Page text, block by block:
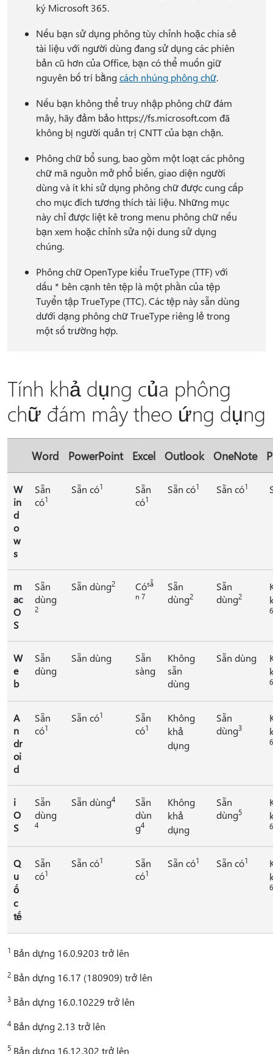
ký Microsoft 365.
Nếu bạn sử dụng phông tùy chỉnh hoặc chia sẻ
tài liệu với người dùng đang sử dụng các phiên
bản cũ hơn của Office, bạn có thể muốn giữ
nguyên bố trí bằngcách nhúng phông chữ.
Nếu bạn không thể truy nhập phông chữ đám
mây, hãy đảm bảo https://fs.microsoft.com đã
không bị người quản trị CNTT của bạn chặn.
Phông chữ bổ sung, bao gồm một loạt các phông
chữ mã nguồn mở phổ biến, giao diện người
dùng và ít khi sử dụng phông chữ được cung cấp
cho mục đích tương thích tài liệu. Những mục
này chỉ được liệt kê trong menu phông chữ nếu
bạn xem hoặc chỉnh sửa nội dung sử dụng
chúng.
Phông chữ OpenType kiểu TrueType (TTF) với
dấu * bên cạnh tên tệp là một phần của tệp
Tuyển tập TrueType (TTC). Các tệp này sẵn dùng
dưới dạng phông chữ TrueType riêng lẻ trong
một số trường hợp.
Tính khả dụng của phông
chữ đám mây theo ứng dụng
Word PowerPoint Excel Outlook OneNote
W
in
d
o
w
s
Sẵn
có1
Sẵn có1
Sẵn
có1
Sẵn có1 Sẵn có1
m
ac
O
S
Sẵn
dùng
2
Sẵn dùng2 Cósẵ
n 7
Sẵn
dùng2
Sẵn
dùng2
6
W
e
b
Sẵn
dùng
Sẵn dùng
Sẵn
sàng
Không
sẵn
dùng
Sẵn dùng
6
A
n
dr
oi
d
Sẵn
có1
Sẵn có1
Sẵn
có1
Không
khả
dụng
Sẵn
dùng3
6
i
O
S
Sẵn
dùng
4
Sẵn dùng4
Sẵn
dùn
g4
Không
khả
dụng
Sẵn
dùng5
6
Q
u
ố
c
tế
Sẵn
có1
Sẵn có1
Sẵn
có1
Sẵn có1 Sẵn có1
6
1 Bản dựng 16.0.9203 trở lên
2 Bản dựng 16.17 (180909) trở lên
3 Bản dựng 16.0.10229 trở lên
4 Bản dựng 2.13 trở lên
5 Bản dựng 16.12.302 trở lên